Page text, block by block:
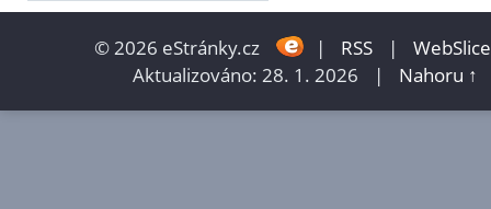
© 2026 eStránky.cz | RSS |
WebSlice
Aktualizováno: 28. 1. 2026
| Nahoru ↑